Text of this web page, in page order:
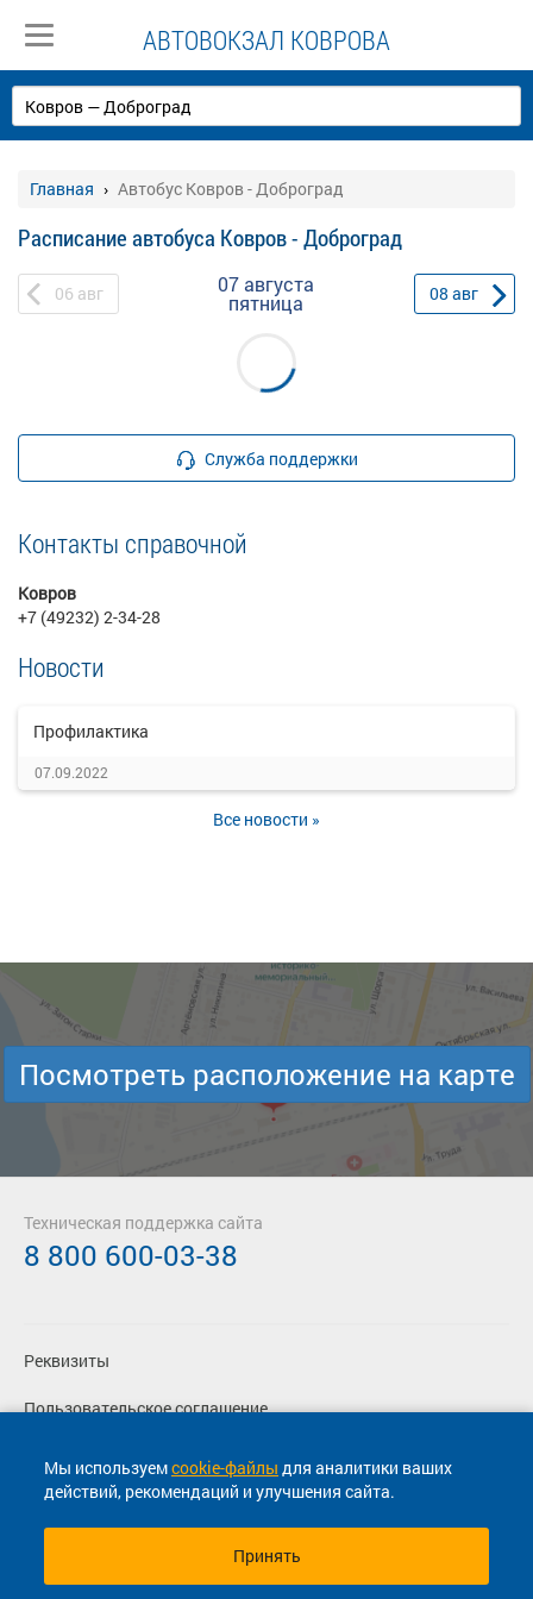
АВТОВОКЗАЛ КОВРОВА
Главная Автобус Ковров - Доброград
Расписание автобуса Ковров - Доброград
06 авг 07 августа
пятница 08 авг
Служба поддержки
Контакты справочной
Ковров
+7 (49232) 2-34-28
Новости
Профилактика
07.09.2022
Все новости »
Мы используемcookie-файлы для аналитики ваших
действий, рекомендаций и улучшения сайта.
Принять
Посмотреть расположение на карте
Реквизиты
Пользовательское соглашение
Политика конфиденциальности
Согласие на маркетинговые сообщения
Техническая поддержка сайта
8 800 600-03-38
© 2013-2026, ООО "Капитал"- Онлайн сервис продажи